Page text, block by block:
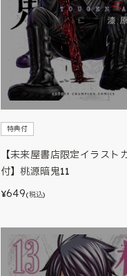
特典付
【未来屋書店限定イラスト
付】桃源暗鬼11
¥649(税込)